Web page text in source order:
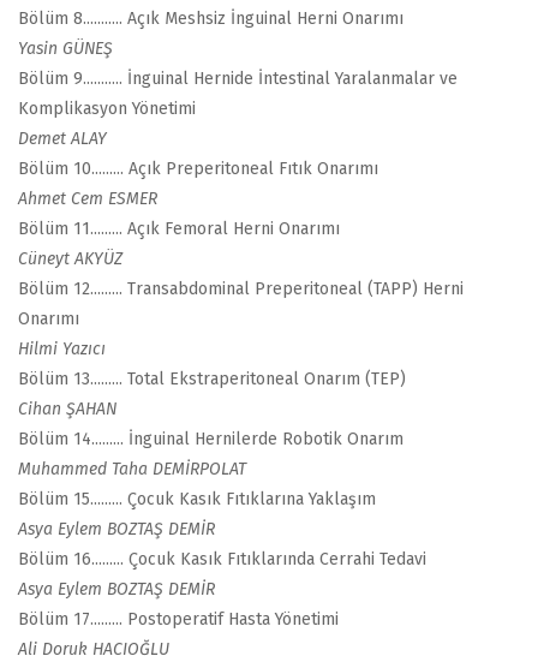
Bölüm 8........... Açık Meshsiz İnguinal Herni Onarımı
Yasin GÜNEŞ
Bölüm 9........... İnguinal Hernide İntestinal Yaralanmalar ve
Komplikasyon Yönetimi
Demet ALAY
Bölüm 10......... Açık Preperitoneal Fıtık Onarımı
Ahmet Cem ESMER
Bölüm 11......... Açık Femoral Herni Onarımı
Cüneyt AKYÜZ
Bölüm 12......... Transabdominal Preperitoneal (TAPP) Herni
Onarımı
Hilmi Yazıcı
Bölüm 13......... Total Ekstraperitoneal Onarım (TEP)
Cihan ŞAHAN
Bölüm 14......... İnguinal Hernilerde Robotik Onarım
Muhammed Taha DEMİRPOLAT
Bölüm 15......... Çocuk Kasık Fıtıklarına Yaklaşım
Asya Eylem BOZTAŞ DEMİR
Bölüm 16......... Çocuk Kasık Fıtıklarında Cerrahi Tedavi
Asya Eylem BOZTAŞ DEMİR
Bölüm 17......... Postoperatif Hasta Yönetimi
Ali Doruk HACIOĞLU